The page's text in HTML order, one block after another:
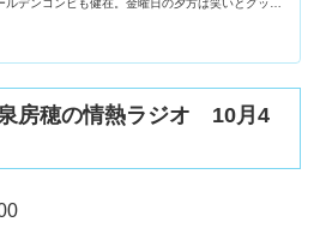
ルデンコンビも健在。金曜日の夕方は笑いとグッド
穂の情熱ラジオ 10月4